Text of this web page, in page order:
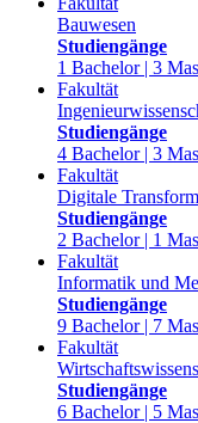
Bauwesen
Studiengänge
1 Bachelor | 3
Fakultät
Studiengänge
4 Bachelor | 3
Fakultät
Digitale
Studiengänge
2 Bachelor | 1
Fakultät
Informatik und
Studiengänge
9 Bachelor | 7
Fakultät
Studiengänge
6 Bachelor | 5